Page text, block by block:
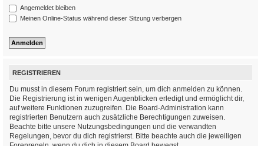
Angemeldet bleiben
Meinen Online-Status während dieser Sitzung verbergen
REGISTRIEREN
Du musst in diesem Forum registriert sein, um dich anmelden zu können.
Die Registrierung ist in wenigen Augenblicken erledigt und ermöglicht dir,
auf weitere Funktionen zuzugreifen. Die Board-Administration kann
registrierten Benutzern auch zusätzliche Berechtigungen zuweisen.
Beachte bitte unsere Nutzungsbedingungen und die verwandten
Regelungen, bevor du dich registrierst. Bitte beachte auch die jeweiligen